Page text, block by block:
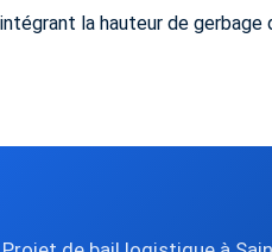
intégrant la hauteur de gerbage